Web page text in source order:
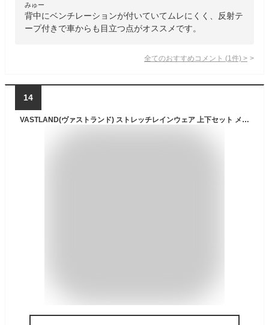
みゅー
背中にベンチレーションが付いていてムレにくく、反射テ
ープ付きで車からも目立つ点がオススメです。
全てのおすすめコメント (1 件) >
14
VASTLAND(ヴァストランド) ストレッチレインウェア 上下セット メンズ レディース 耐水圧20,000mm オリーブ M